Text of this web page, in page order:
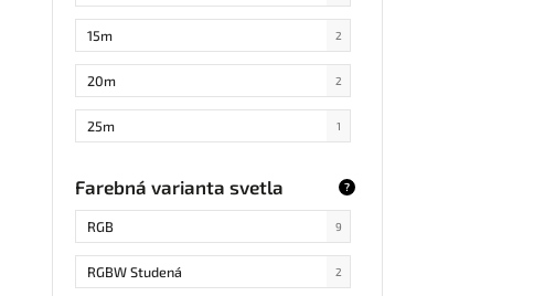
každých 6cm
15m 2
20m 2
25m 1
5m
12m
Farebná varianta svetla ?
RGB 9
RGBW Studená 2